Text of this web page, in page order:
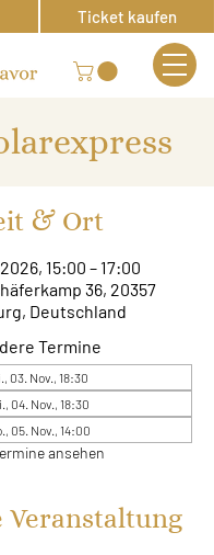
Ticket kaufen
& Ort
15:00 – 17:00
36, 20357
Deutschland
Termine
03. Nov., 18:30
04. Nov., 18:30
05. Nov., 14:00
ansehen
Veranstaltung